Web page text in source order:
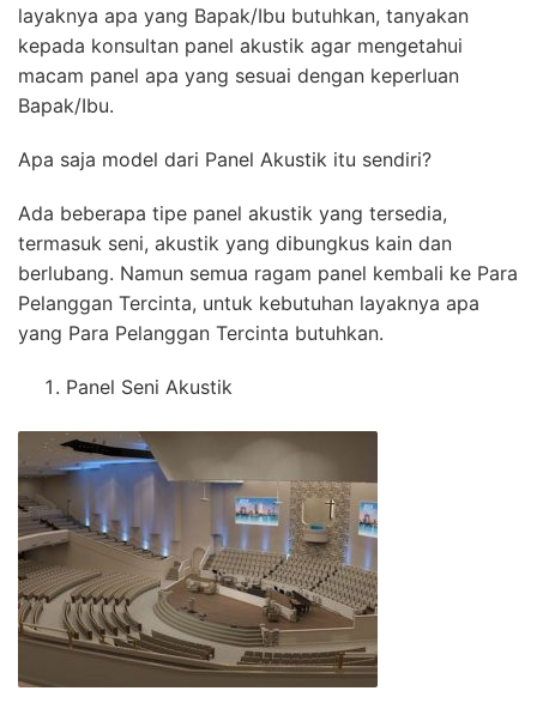
layaknya apa yang Bapak/Ibu butuhkan, tanyakan
kepada konsultan panel akustik agar mengetahui
macam panel apa yang sesuai dengan keperluan
Bapak/Ibu.
Apa saja model dari Panel Akustik itu sendiri?
Ada beberapa tipe panel akustik yang tersedia,
termasuk seni, akustik yang dibungkus kain dan
berlubang. Namun semua ragam panel kembali ke Para
Pelanggan Tercinta, untuk kebutuhan layaknya apa
yang Para Pelanggan Tercinta butuhkan.
Panel Seni Akustik